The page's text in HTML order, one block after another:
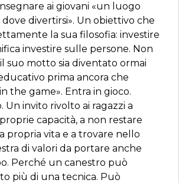
ai giovani «un luogo
divertirsi». Un obiettivo che
la sua filosofia: investire
investire sulle persone. Non
suo motto sia diventato ormai
prima ancora che
the game». Entra in gioco.
Un invito rivolto ai ragazzi a
capacità, a non restare
propria vita e a trovare nello
di valori da portare anche
Perché un canestro può
più di una tecnica. Può